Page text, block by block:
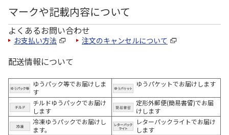
マークや記載内容について
よくあるお問い合わせ
お支払い方法 注文のキャンセルについて
配送情報について
ゆうパック等でお届けしま
す
ゆうパケットでお届けします
チルドゆうパックでお届け
します
定形外郵便(簡易書留)でお届
けします
冷凍ゆうパックでお届けし
ます。
レターパックライトでお届け
します